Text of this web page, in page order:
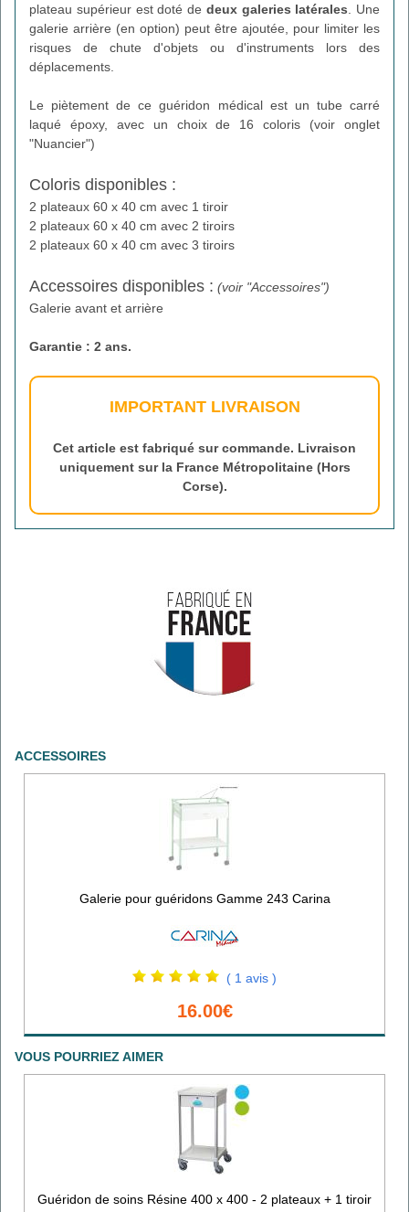
plateau supérieur est doté de deux galeries latérales. Une
galerie arrière (en option) peut être ajoutée, pour limiter les
risques de chute d'objets ou d'instruments lors des
déplacements.
Le piètement de ce guéridon médical est un tube carré
laqué époxy, avec un choix de 16 coloris (voir onglet
"Nuancier")
Coloris disponibles :
2 plateaux 60 x 40 cm avec 1 tiroir
2 plateaux 60 x 40 cm avec 2 tiroirs
2 plateaux 60 x 40 cm avec 3 tiroirs
Accessoires disponibles : (voir "Accessoires")
Galerie avant et arrière
Garantie : 2 ans.
IMPORTANT LIVRAISON
Cet article est fabriqué sur commande. Livraison
uniquement sur la France Métropolitaine (Hors
Corse).
ACCESSOIRES
Galerie pour guéridons Gamme 243 Carina
( 1 avis )
16.00€
VOUS POURRIEZ AIMER
Guéridon de soins Résine 400 x 400 - 2 plateaux + 1 tiroir